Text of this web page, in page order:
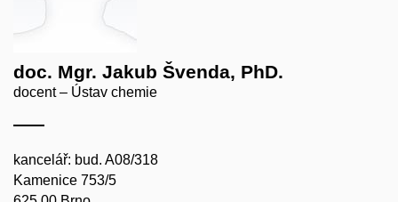
doc. Mgr. Jakub Švenda, PhD.
docent – Ústav chemie
kancelář: bud. A08/318
Kamenice 753/5